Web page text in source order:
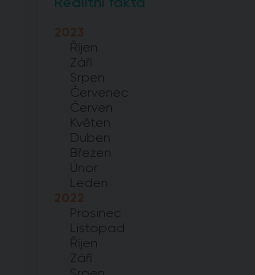
2023
Říjen
Září
Srpen
Červenec
Červen
Květen
Duben
Březen
Únor
Leden
2022
Prosinec
Listopad
Říjen
Září